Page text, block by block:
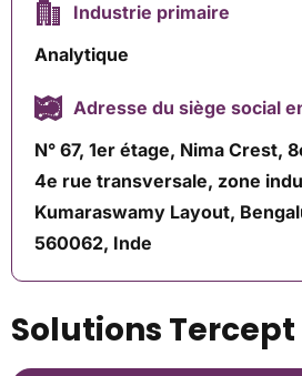
Industrie primaire
Analytique
Adresse du siège social
N° 67, 1er étage, Nima Crest,
4e rue transversale, zone
Kumaraswamy Layout,
560062, Inde
Solutions Tercept